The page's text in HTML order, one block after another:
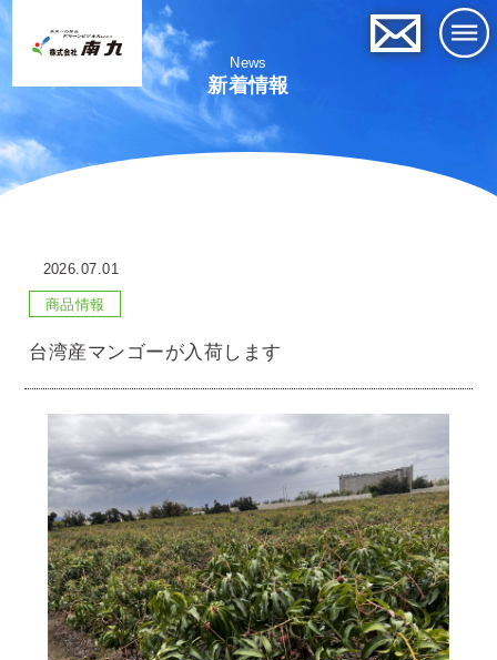
News
新着情報
2026.07.01
商品情報
台湾産マンゴーが入荷します